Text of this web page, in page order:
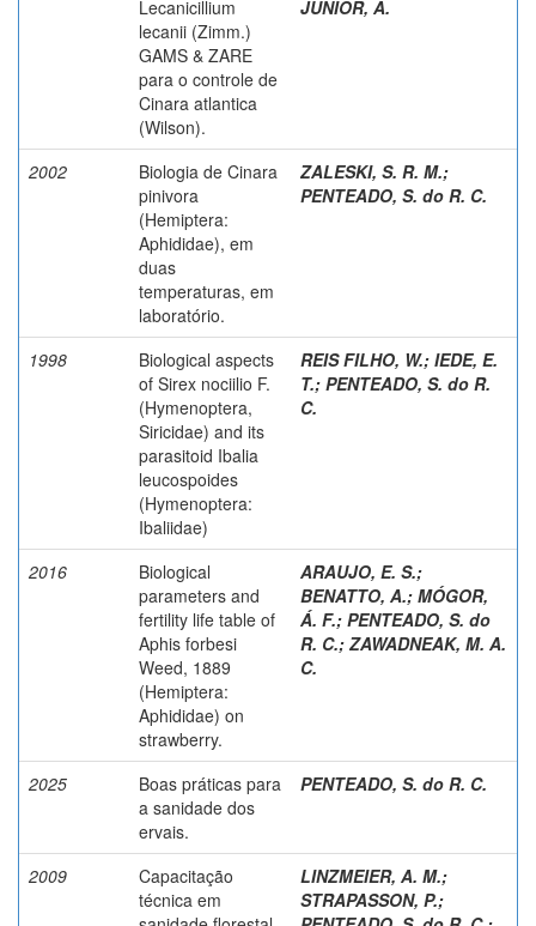
Lecanicillium
lecanii (Zimm.)
GAMS & ZARE
para o controle de
Cinara atlantica
(Wilson).
JUNIOR, A.
2002
Biologia de Cinara
pinivora
(Hemiptera:
Aphididae), em
duas
temperaturas, em
laboratório.
ZALESKI, S. R. M.;
PENTEADO, S. do R. C.
1998
Biological aspects
of Sirex nociilio F.
(Hymenoptera,
Siricidae) and its
parasitoid Ibalia
leucospoides
(Hymenoptera:
Ibaliidae)
REIS FILHO, W.; IEDE, E.
T.; PENTEADO, S. do R.
C.
2016
Biological
parameters and
fertility life table of
Aphis forbesi
Weed, 1889
(Hemiptera:
Aphididae) on
strawberry.
ARAUJO, E. S.;
BENATTO, A.; MÓGOR,
Á. F.; PENTEADO, S. do
R. C.; ZAWADNEAK, M. A.
C.
2025
Boas práticas para
a sanidade dos
ervais.
PENTEADO, S. do R. C.
2009
Capacitação
técnica em
LINZMEIER, A. M.;
STRAPASSON, P.;